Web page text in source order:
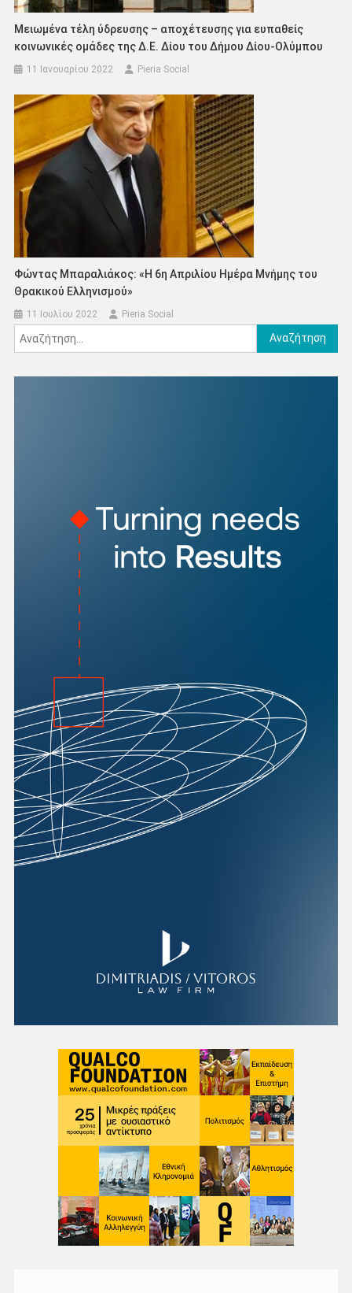
Μειωμένα τέλη ύδρευσης – αποχέτευσης για ευπαθείς
κοινωνικές ομάδες της Δ.Ε. Δίου του Δήμου Δίου-Ολύμπου
11 Ιανουαρίου 2022 Pieria Social
Φώντας Μπαραλιάκος: «Η 6η Απριλίου Ημέρα Μνήμης του
Θρακικού Ελληνισμού»
11 Ιουλίου 2022 Pieria Social
Αναζήτηση
για: